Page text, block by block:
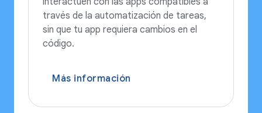
través de la automatización de tareas,
sin que tu app requiera cambios en el
código.
Más información